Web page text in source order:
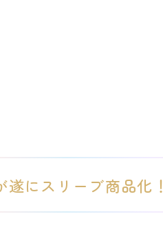
にスリーブ商品化！